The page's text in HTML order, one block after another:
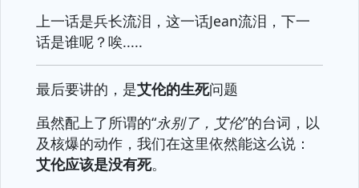
上一话是兵长流泪，这一话Jean流泪，下一
话是谁呢？唉.....
最后要讲的，是艾伦的生死问题
虽然配上了所谓的“永别了，艾伦”的台词，以
及核爆的动作，我们在这里依然能这么说：
艾伦应该是没有死。